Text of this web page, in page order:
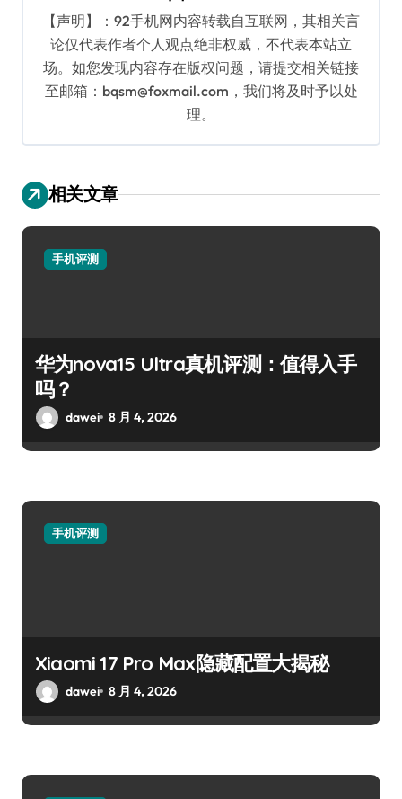
【声明】：92手机网内容转载自互联网，其相关言
论仅代表作者个人观点绝非权威，不代表本站立
场。如您发现内容存在版权问题，请提交相关链接
至邮箱：bqsm@foxmail.com，我们将及时予以处
理。
相关文章
手机评测
华为nova15 Ultra真机评测：值得入手
吗？
dawei 8 月 4, 2026
手机评测
Xiaomi 17 Pro Max隐藏配置大揭秘
dawei 8 月 4, 2026